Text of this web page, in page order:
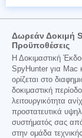
Δωρεάν Δοκιμή
Προϋποθέσεις
Η Δοκιμαστική
SpyHunter για Mac
ορίζεται στο
δοκιμαστική
λειτουργικότητα
προστατευτικά
συστήματός σας
στην ομάδα